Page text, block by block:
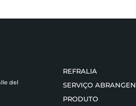
del
REFRALIA
SERVIÇO
PRODUTO